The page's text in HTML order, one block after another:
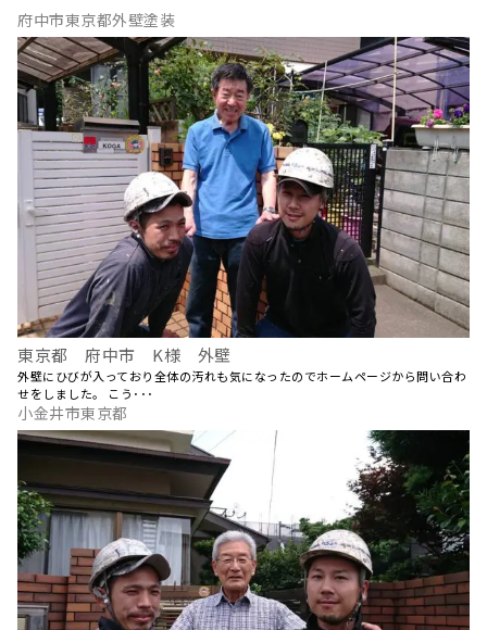
府中市東京都外壁塗装
東京都 府中市 K様 外壁
外壁にひびが入っており全体の汚れも気になったのでホームページから問い合わ
せをしました。 こう･･･
小金井市東京都